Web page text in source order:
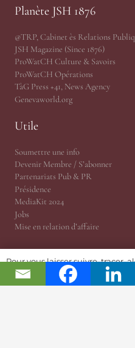
Planète JSH 1876
@TRP, Cabinet ès Relations
JSH Magazine (Since 1876)
ProWatCH Culture & Savoirs
ProWatCH Opérations
TàG Press +41, News Agency
Genevaworld.org
Utile
Soumettre une info
Devenir Membre / S’abonner
Partenariats Pub & PR
Présidence
MediaKit 2024
Jobs
Mise en relation d’affaire
Pour vous laisser suivre, tracer,
et l'absolution...